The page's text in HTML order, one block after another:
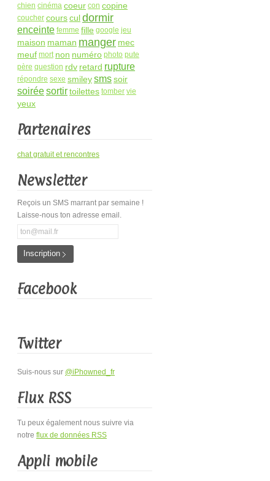
chien cinéma coeur con copine
coucher coursculdormir
enceinte femme fille google jeu
maison maman manger mec
meuf mort non numéro photo pute
père question rdv retard rupture
répondre sexe smileysmssoir
soiréesortirtoilettes tomber vie
yeux
Partenaires
chat gratuit et rencontres
Newsletter
Reçois un SMS marrant par semaine !
Laisse-nous ton adresse email.
Inscription
Facebook
Twitter
Suis-nous sur @iPhowned_fr
Flux RSS
Tu peux également nous suivre via
notre flux de données RSS
Appli mobile